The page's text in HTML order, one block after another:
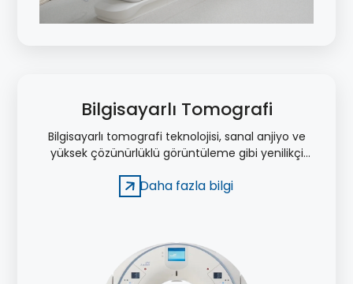
Bilgisayarlı Tomografi
Bilgisayarlı tomografi teknolojisi, sanal anjiyo ve
yüksek çözünürlüklü görüntüleme gibi yenilikçi
rol oynamaktadır.
Daha fazla bilgi